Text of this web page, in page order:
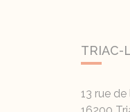
TRIAC-
13 rue